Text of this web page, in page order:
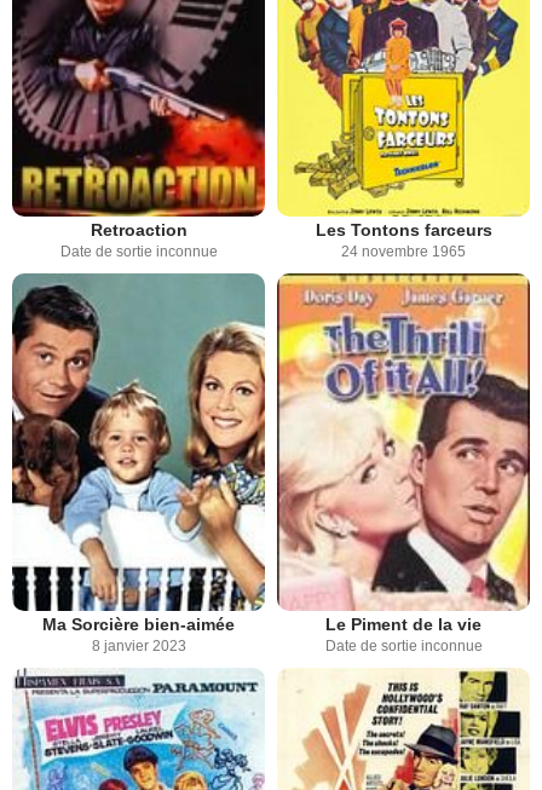
Retroaction
Date de sortie inconnue
Les Tontons farceurs
24 novembre 1965
Ma Sorcière bien-aimée
8 janvier 2023
Le Piment de la vie
Date de sortie inconnue